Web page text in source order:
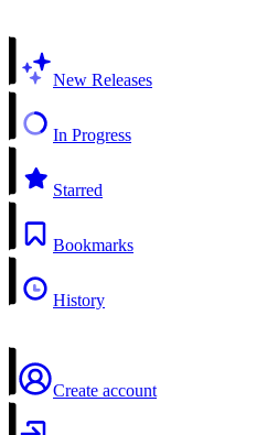
New Releases
In Progress
Starred
Bookmarks
History
Create account